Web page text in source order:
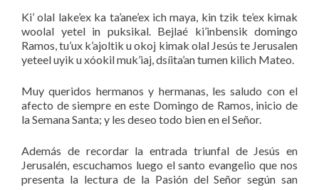
Ki’ olal lake’ex ka ta’ane’ex ich maya, kin tzik te’ex kimak
woolal yetel in puksikal. Bejlaé ki’inbensik domingo
Ramos, tu’ux k’ajoltik u okoj kimak olal Jesús te Jerusalen
yeteel uyik u xóokil muk’iaj, dsíita’an tumen kilich Mateo.
Muy queridos hermanos y hermanas, les saludo con el
afecto de siempre en este Domingo de Ramos, inicio de
la Semana Santa; y les deseo todo bien en el Señor.
Además de recordar la entrada triunfal de Jesús en
Jerusalén, escuchamos luego el santo evangelio que nos
presenta la lectura de la Pasión del Señor según san